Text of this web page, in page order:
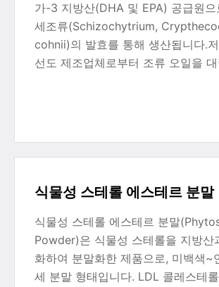
가-3 지방산(DHA 및 EPA) 공급원으
세조류(Schizochytrium,
cohnii)의 발효를 통해 생산됩니다.
선도 제조업체로부터 조류 오일을
식물성 스테롤 에스테르 분말
식물성 스테롤 에스테르 분말
Powder)은 식물성 스테롤을 지방산
화하여 분말화한 제품으로, 미백색~
세 분말 형태입니다. LDL 콜레스테